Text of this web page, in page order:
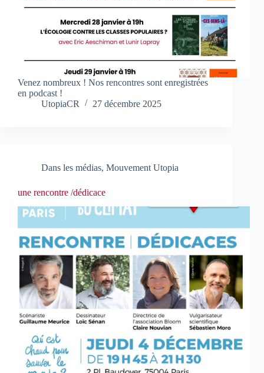
Venez nombreux ! Nos rencontres sont enregistrées
en podcast !
UtopiaCR
27 décembre 2025
Dans les médias, Mouvement Utopia
une rencontre /dédicace